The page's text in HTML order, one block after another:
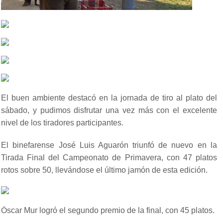
El buen ambiente destacó en la jornada de tiro al plato del
sábado, y pudimos disfrutar una vez más con el excelente
nivel de los tiradores participantes.
El binefarense José Luis Aguarón triunfó de nuevo en la
Tirada Final del Campeonato de Primavera, con 47 platos
rotos sobre 50, llevándose el último jamón de esta edición.
Óscar Mur logró el segundo premio de la final, con 45 platos.